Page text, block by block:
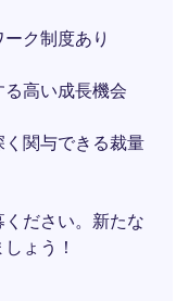
ク制度あり
高い成長機会
関与できる裁量
ださい。新たな
ょう！